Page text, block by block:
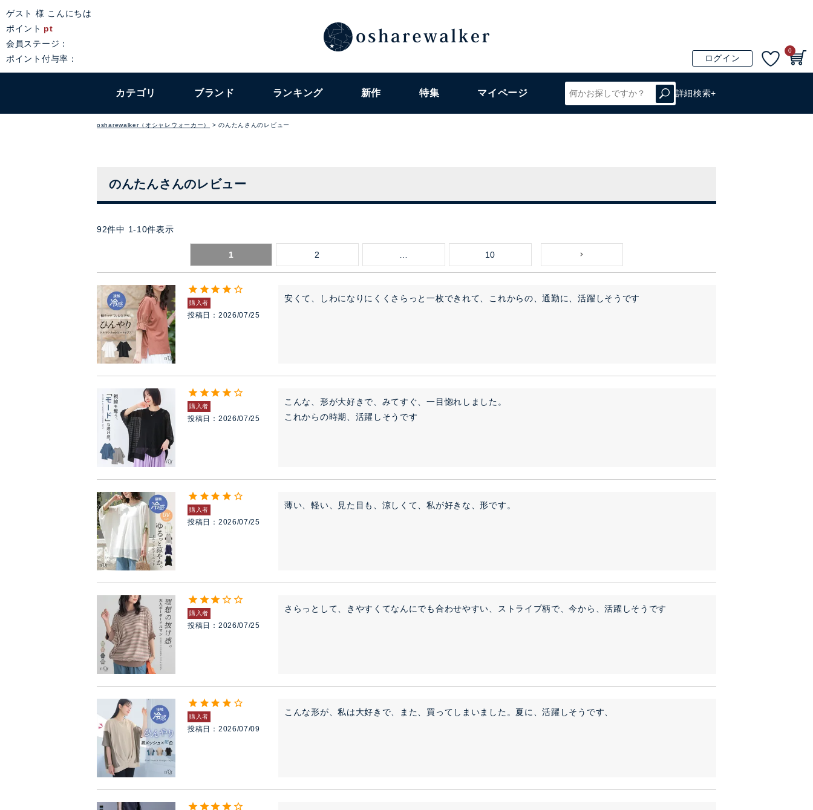
ゲスト 様 こんにちは
ポイント pt
会員ステージ：
ポイント付与率：
ログイン
0
カテゴリ ブランド ランキング 新作 特集 マイページ 詳細検索+
osharewalker（オシャレウォーカー） のんたんさんのレビュー
のんたんさんのレビュー
92件中 1-10件表示
1 2 10
購入者
投稿日 2026/07/25
安くて、しわになりにくくさらっと一枚できれて、これからの、通勤に、活躍しそうです
購入者
投稿日 2026/07/25
こんな、形が大好きで、みてすぐ、一目惚れしました。
これからの時期、活躍しそうです
購入者
投稿日 2026/07/25
薄い、軽い、見た目も、涼しくて、私が好きな、形です。
購入者
投稿日 2026/07/25
さらっとして、きやすくてなんにでも合わせやすい、ストライプ柄で、今から、活躍しそうです
購入者
投稿日 2026/07/09
こんな形が、私は大好きで、また、買ってしまいました。夏に、活躍しそうです、